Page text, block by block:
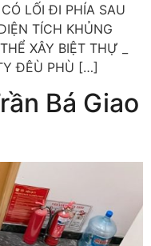
LỐI ĐI PHÍA SAU
TÍCH KHỦNG
XÂY BIỆT THỰ _
ĐÊÙ PHÙ […]
Bá Giao